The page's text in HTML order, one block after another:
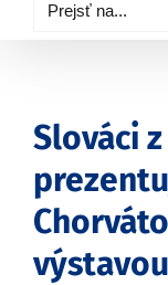
Prejsť na...
Slováci